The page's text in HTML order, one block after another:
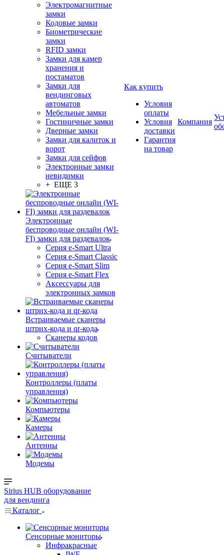
Электромагнитные
замки
Кодовые замки
Биометрические
замки
RFID замки
Замки для камер
хранения и
постаматов
Замки для
вендинговых
автоматов
Мебельные замки
Гостиничные замки
Дверные замки
Замки для калиток и
ворот
Замки для сейфов
Электронные замки
невидимки
+ ЕЩЕ 3
Электронные
беспроводные онлайн (WI-
FI) замки для раздевалок
Серия e-Smart Ultra
Серия e-Smart Classic
Серия e-Smart Slim
Серия e-Smart Flex
Аксессуары для
электронных замков
Встраиваемые сканеры
штрих-кода и qr-кода
Сканеры кодов
Считыватели
Контроллеры (платы
управления)
Компьютеры
Камеры
Антенны
Модемы
Как купить
Условия
оплаты
Условия
доставки
Гарантия
на товар
Компания
Sirius HUB оборудование
для вендинга
Каталог
Сенсорные мониторы
Инфракрасные